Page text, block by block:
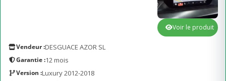
Vendeur :DESGUACE AZOR SL
Garantie :12 mois
Version :Luxury 2012-2018
Voir le produit